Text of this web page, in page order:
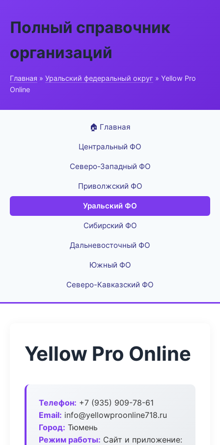
Полный справочник
организаций
Главная » Уральский федеральный округ » Yellow Pro
Online
🏠 Главная
Центральный ФО
Северо-Западный ФО
Приволжский ФО
Уральский ФО
Сибирский ФО
Дальневосточный ФО
Южный ФО
Северо-Кавказский ФО
Yellow Pro Online
Телефон: +7 (935) 909-78-61
Email: info@yellowproonline718.ru
Город: Тюмень
Режим работы: Сайт и приложение: